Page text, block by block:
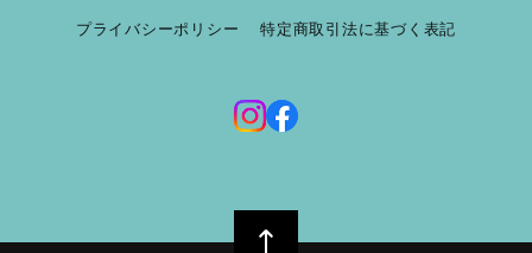
プライバシーポリシー 特定商取引法に基づく表記